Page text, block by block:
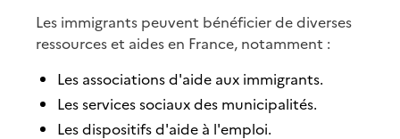
Les immigrants peuvent bénéficier de diverses
ressources et aides en France, notamment :
Les associations d'aide aux immigrants.
Les services sociaux des municipalités.
Les dispositifs d'aide à l'emploi.